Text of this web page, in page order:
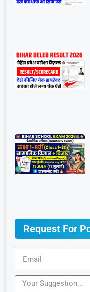
Request For